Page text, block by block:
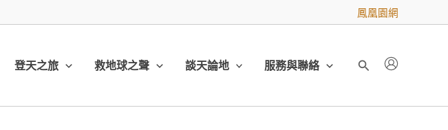
鳳凰園網
登天之旅 救地球之聲 談天論地 服務與聯絡
搜